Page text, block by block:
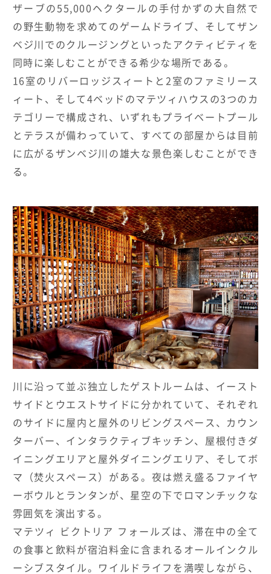
ザーブの55,000ヘクタールの手付かずの大自然で
の野生動物を求めてのゲームドライブ、そしてザン
ベジ川でのクルージングといったアクティビティを
同時に楽しむことができる希少な場所である。
16室のリバーロッジスィートと2室のファミリース
ィート、そして4ベッドのマテツィハウスの3つのカ
テゴリーで構成され、いずれもプライベートプール
とテラスが備わっていて、すべての部屋からは目前
に広がるザンベジ川の雄大な景色楽しむことができ
る。
川に沿って並ぶ独立したゲストルームは、イースト
サイドとウエストサイドに分かれていて、それぞれ
のサイドに屋内と屋外のリビングスペース、カウン
ターバー、インタラクティブキッチン、屋根付きダ
イニングエリアと屋外ダイニングエリア、そしてボ
マ（焚火スペース）がある。夜は燃え盛るファイヤ
ーボウルとランタンが、星空の下でロマンチックな
雰囲気を演出する。
マテツィ ビクトリア フォールズは、滞在中の全て
の食事と飲料が宿泊料金に含まれるオールインクル
ーシブスタイル。ワイルドライフを満喫しながら、